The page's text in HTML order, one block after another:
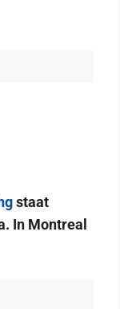
staat
In Montreal